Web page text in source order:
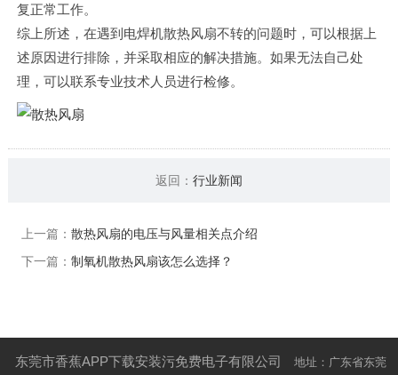
复正常工作。
综上所述，在遇到电焊机散热风扇不转的问题时，可以根据上
述原因进行排除，并采取相应的解决措施。如果无法自己处
理，可以联系专业技术人员进行检修。
返回： 行业新闻
上一篇： 散热风扇的电压与风量相关点介绍
下一篇： 制氧机散热风扇该怎么选择？
东莞市香蕉APP下载安装污免费电子有限公司 地址：广东省东莞